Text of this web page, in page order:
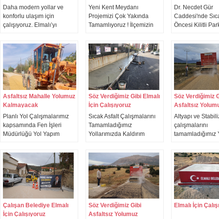
Daha modern yollar ve
konforlu ulaşım için
çalışıyoruz. Elmalı’yı
buluşturmak için
ekiplerimiz, Karyağdı
mahallesi Çukurdeğirmen
caddesinde kilitli parke
söküm çalışmalarını
gerçekleştiriyor.
Yeni Kent Meydanı
Projemizi Çok Yakında
Tamamlıyoruz ! İlçemizin
ile imarında yeni bir vizyon
getirecek Yeni Elmalı Kent
Meydanı Projemize
yükselmeye devam ediyor.
Dr. Necdet Gür
Caddesi'nde
Öncesi Kilitli
Asfaltsız Mahalle Yolumuz
Kalmayacak
Planlı Yol Çalışmalarımız
kapsamında Fen İşleri
Müdürlüğü Yol Yapım
Mahallemizde asfalt öncesi
yol stabilize çalışmalarına
başladı.
Söz Verdiğimiz Gibi Elmalı
İçin Çalışıyoruz
Sıcak Asfalt Çalışmalarını
Tamamladığımız
Yollarımızda Kaldırım
Ediyor.
Söz Verdiğimiz
Asfaltsız
Kalmayacak
Altyapı ve
çalışmalarını
asfaltlama
başladık.
Çalışan Belediye Elmalı
İçin Çalışıyoruz
Söz Verdiğimiz Gibi
Asfaltsız Yolumuz
Elmalı İçin